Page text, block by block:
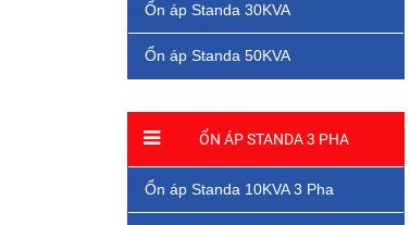
Ổn áp Standa 30KVA
Ổn áp Standa 50KVA
ỔN ÁP STANDA 3 PHA
Ổn áp Standa 10KVA 3 Pha